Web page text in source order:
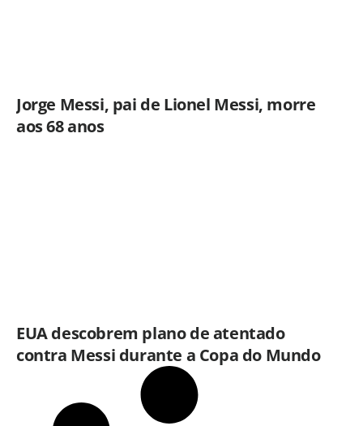
Jorge Messi, pai de Lionel Messi, morre
aos 68 anos
EUA descobrem plano de atentado
contra Messi durante a Copa do Mundo